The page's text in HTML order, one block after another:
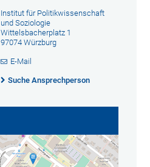
Institut für Politikwissenschaft
und Soziologie
Wittelsbacherplatz 1
97074 Würzburg
E-Mail
Suche Ansprechperson